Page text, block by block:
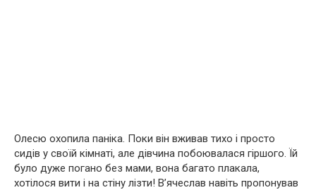
Олесю охопила паніка. Поки він вживав тихо і просто
сидів у своїй кімнаті, але дівчина побоювалася гіршого. Їй
було дуже погано без мами, вона багато плакала,
хотілося вити і на стіну лізти! В’ячеслав навіть пропонував